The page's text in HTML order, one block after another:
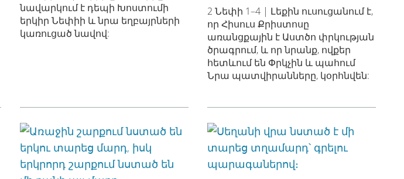
նավարկում է դեպի Խոստումի
երկիր Նեփիի և նրա եղբայրների
կառուցած նավով:
2 Նեփի 1–4 | Լեքին ուսուցանում է,
որ Հիսուս Քրիստոսը
առանցքային է Աստծո փրկության
ծրագրում, և որ նրանք, ովքեր
հետևում են Փրկչին և պահում
Նրա պատվիրանները, կօրհնվեն: